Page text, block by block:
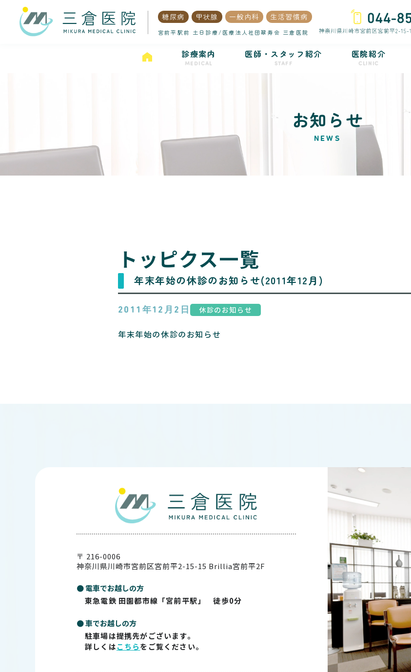
糖尿病 甲状腺 一般内科 生活習慣病
宮前平駅前 土日診療/医療法人社団翠寿会 三倉医院
診療案内
MEDICAL
医師・スタッフ紹介
STAFF
医院紹介
CLINIC
お知らせ
NEWS
トッピクス一覧
年末年始の休診のお知らせ(2011年12月)
2011年12月2日 休診のお知らせ
年末年始の休診のお知らせ
〒 216-0006
神奈川県川崎市宮前区宮前平2-15-15 Brillia宮前平2F
● 電車でお越しの方
東急電鉄 田園都市線「宮前平駅」 徒歩0分
● 車でお越しの方
駐車場は提携先がございます。
詳しくはこちらをご覧ください。